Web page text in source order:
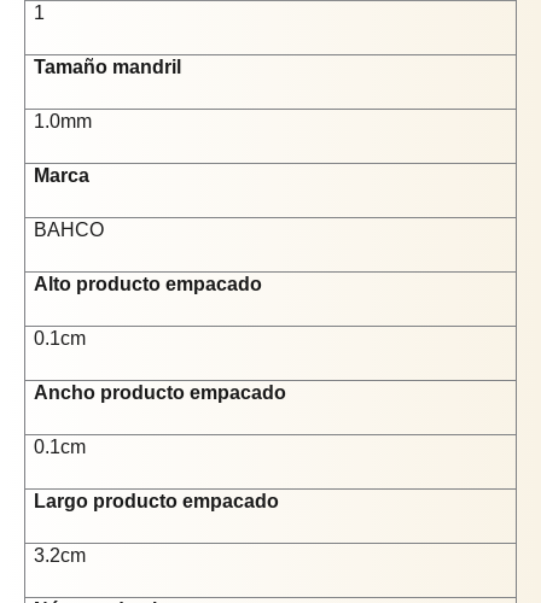
1
Tamaño mandril
1.0mm
Marca
BAHCO
Alto producto empacado
0.1cm
Ancho producto empacado
0.1cm
Largo producto empacado
3.2cm